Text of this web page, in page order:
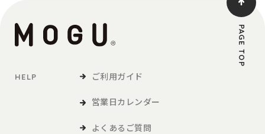
HELP ご利用ガイド
営業日カレンダー
よくあるご質問
PAGE TOP